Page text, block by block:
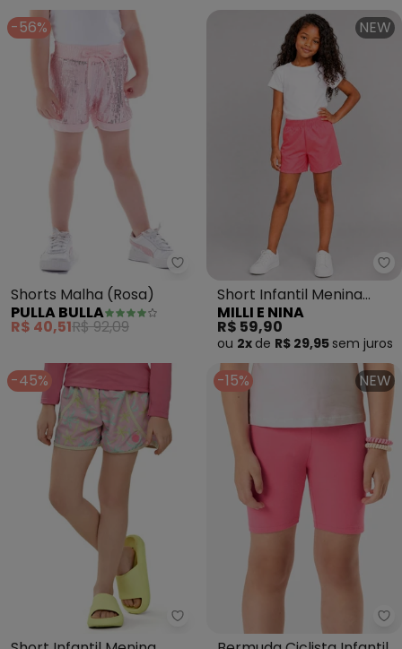
-56%
Pulla Bulla - Shorts Malha
Shorts Malha (Rosa)
PULLA BULLA
R$ 40,51R$ 92,09
NEW
Short Infantil Menina
(Rosa)
MILLI E NINA
R$ 59,90
ou 2x de R$ 29,95 sem juros
-45%
Elian - Short Infantil Menina
-15% NEW